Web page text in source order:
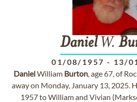
DanielW.
01/08/1957 - 13/
DanielWilliam Burton, age 67, of
away on Monday, January 13, 2025.
1957 to William and Vivian